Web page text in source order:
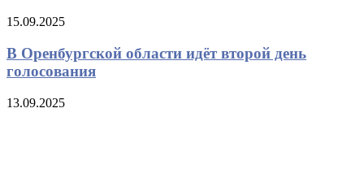
15.09.2025
В Оренбургской области идёт второй день
голосования
13.09.2025